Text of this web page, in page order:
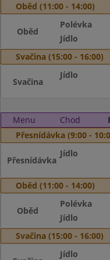
Oběd (11:00 - 14:00)
Oběd
Polévka
Jídlo
Svačina (15:00 - 16:00)
Svačina
Jídlo
Menu Chod
Přesnídávka (9:00 -
Přesnídávka
Jídlo
Oběd (11:00 - 14:00)
Oběd
Polévka
Jídlo
Svačina (15:00 - 16:00)
Jídlo